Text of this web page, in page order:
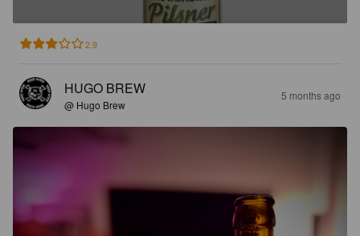
2.9
HUGO BREW
@ Hugo Brew
5 months ago